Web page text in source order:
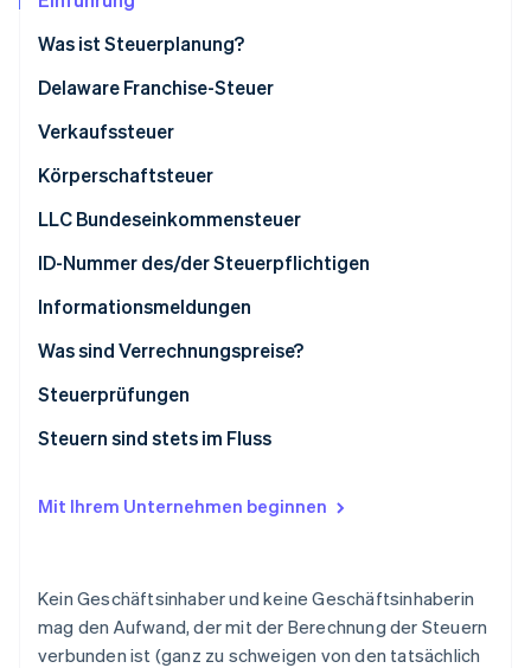
Betrugsprävention
Atlas
Climate
CO₂-Entnahme
Online-Identitätsprüfung
Stripe-Sessions 2026
Erfahren Sie, wie Stripe Lösungen für die
Jetzt ansehen
Stripe App-Marktplatz
Was ist Steuerplanung?
Delaware Franchise-Steuer
Verkaufssteuer
Körperschaftsteuer
LLC Bundeseinkommensteuer
ID-Nummer des/der Steuerpflichtigen
Informationsmeldungen
Was sind Verrechnungspreise?
Angemessene Preise
Beispiele für Verrechnungspreise
Steuerprüfungen
Steuern sind stets im Fluss
Mit Ihrem Unternehmen beginnen
Kein Geschäftsinhaber und keine Geschäftsinhaberin
mag den Aufwand, der mit der Berechnung der Steuern
verbunden ist (ganz zu schweigen von den tatsächlich